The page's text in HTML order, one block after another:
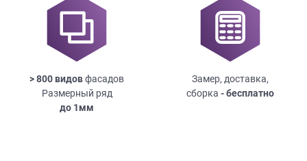
> 800 видовфасадов
Размерный ряд
до 1мм
Замер, доставка,
сборка - бесплатно